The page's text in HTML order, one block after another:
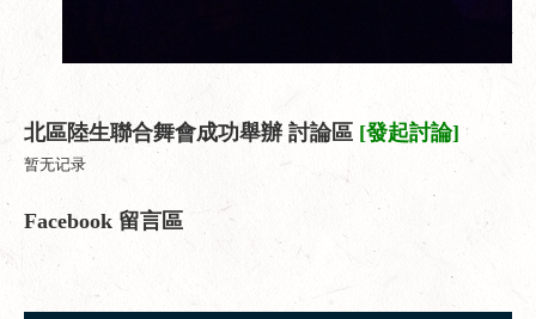
北區陸生聯合舞會成功舉辦 討論區 [發起討論]
暂无记录
Facebook 留言區